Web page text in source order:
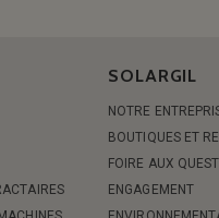
SOLARGIL
NOTRE
BOUTIQUES ET
FOIRE AUX
ENGAGEMENT